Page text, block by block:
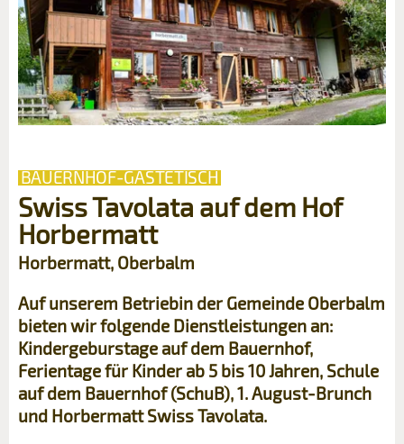
BAUERNHOF-GÄSTETISCH
Swiss Tavolata auf dem Hof
Horbermatt
Horbermatt, Oberbalm
Auf unserem Betriebin der Gemeinde Oberbalm
bieten wir folgende Dienstleistungen an:
Kindergeburstage auf dem Bauernhof,
Ferientage für Kinder ab 5 bis 10 Jahren, Schule
auf dem Bauernhof (SchuB), 1. August-Brunch
und Horbermatt Swiss Tavolata.